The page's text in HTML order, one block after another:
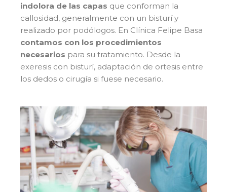
indolora de las capas que conforman la
callosidad, generalmente con un bisturí y
realizado por podólogos. En Clínica Felipe Basa
contamos con los procedimientos
necesarios para su tratamiento. Desde la
exeresis con bisturí, adaptación de ortesis entre
los dedos o cirugía si fuese necesario.